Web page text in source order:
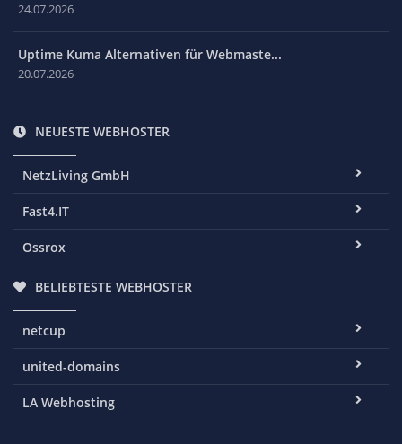
24.07.2026
Uptime Kuma Alternativen für Webmaste...
20.07.2026
NEUESTE WEBHOSTER
NetzLiving GmbH
Fast4.IT
Ossrox
BELIEBTESTE WEBHOSTER
netcup
united-domains
LA Webhosting